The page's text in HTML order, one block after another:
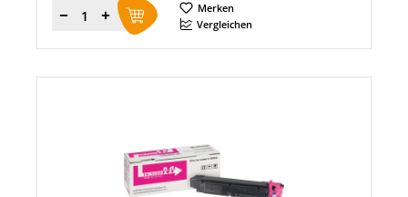
Menge
Merken
Vergleichen